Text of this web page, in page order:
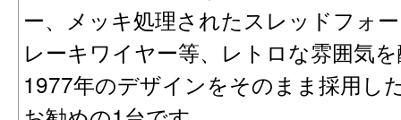
ー、メッキ処理されたスレッドフォ
レーキワイヤー等、レトロな雰囲気
1977年のデザインをそのまま採用し